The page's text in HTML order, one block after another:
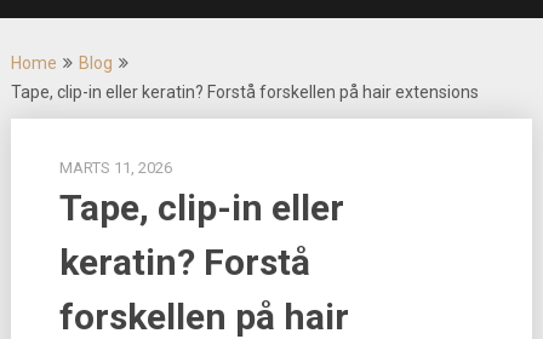
Home
Blog
Tape, clip-in eller keratin? Forstå forskellen på hair extensions
MARTS 11, 2026
Tape, clip-in eller
keratin? Forstå
forskellen på hair